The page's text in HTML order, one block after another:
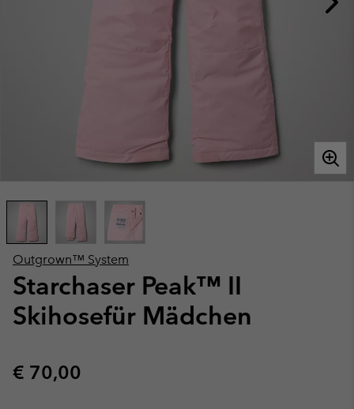
Outgrown™ System
Starchaser Peak™ II
Skihosefür Mädchen
Regular price:
€ 70,00